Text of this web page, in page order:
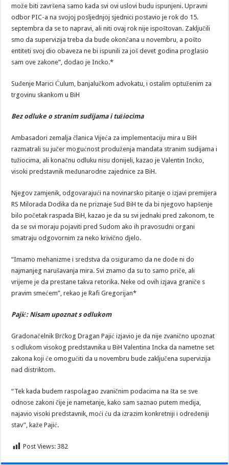
može biti završena samo kada svi ovi uslovi budu ispunjeni. Upravni
odbor PIC-a na svojoj posljednjoj sjednici postavio je rok do 15.
septembra da se to napravi, ali niti ovaj rok nije ispoštovan. Zaključili
smo da supervizija treba da bude okončana u novembru, a pošto
entiteti svoj dio obaveza ne bi ispunili za još devet godina proglasio
sam ove zakone”, dodao je Incko.*
Suđenje Marici Ćulum, banjalučkom advokatu, i ostalim optuženim za
trgovinu skankom u BiH
Bez odluke o stranim sudijama i tužiocima
Ambasadori zemalja članica Vijeća za implementaciju mira u BiH
razmatrali su jučer mogućnost produženja mandata stranim sudijama i
tužiocima, ali konačnu odluku nisu donijeli, kazao je Valentin Incko,
visoki predstavnik međunarodne zajednice za BiH.
Njegov zamjenik, odgovarajući na novinarsko pitanje o izjavi premijera
RS Milorada Dodika da ne priznaje Sud BiH te da bi njegovo hapšenje
bilo početak raspada BiH, kazao je da su svi jednaki pred zakonom, te
da se svi moraju pojaviti pred Sudom ako ih pravosudni organi
smatraju odgovornim za neko krivično djelo.
“Imamo mehanizme i sredstva da osiguramo da ne dođe ni do
najmanjeg narušavanja mira. Svi znamo da su to samo priče, ali
vrijeme je da prestane takva retorika. Neke od ovih izjava graniče s
pravim smećem”, rekao je Rafi Gregorijan*
Pajić: Nisam upoznat s odlukom
Gradonačelnik Brčkog Dragan Pajić izjavio je da nije zvanično upoznat
s odlukom visokog predstavnika u BiH Valentina Incka da nametne set
zakona koji će omogućiti da u novembru bude zaključena supervizija
nad distriktom.
“Tek kada budem raspolagao zvaničnim podacima na šta se sve
odnose zakoni čije je nametanje, kako sam saznao putem medija,
najavio visoki predstavnik, moći ću da izrazim konkretniji i određeniji
stav”, kaže Pajić.
Post Views: 382